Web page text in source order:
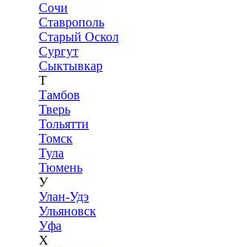
Сочи
Ставрополь
Старый Оскол
Сургут
Сыктывкар
Т
Тамбов
Тверь
Тольятти
Томск
Тула
Тюмень
У
Улан-Удэ
Ульяновск
Уфа
Х